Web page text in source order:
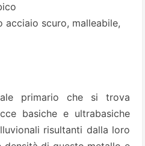
acciaio scuro, malleabile,
primario che si trova
basiche e ultrabasiche
risultanti dalla loro